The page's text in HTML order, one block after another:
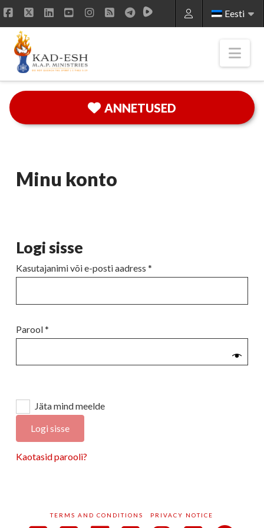
Eesti
Facebook
X LinkedInYouTubeInstagram
RSS
ANNETUSED
Minu konto
Logi sisse
Kasutajanimi või e-posti aadress *Nõutud
Parool*Nõutud
Jäta mind meelde
Logi sisse
Kaotasid parooli?
TERMS AND CONDITIONS PRIVACY NOTICE